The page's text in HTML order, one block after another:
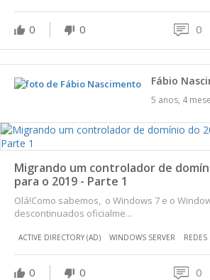
0 0 0
Fábio
5 anos, 4
Migrando um controlador de
para o 2019 - Parte 1
Olá!Como sabemos, o Windows 7 e o
descontinuados oficialme...
ACTIVE DIRECTORY (AD) WINDOWS SERVER
0 0 0